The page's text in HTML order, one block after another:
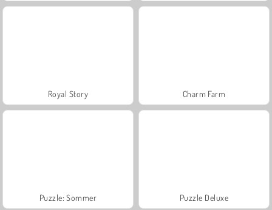
Royal Story Charm Farm
Puzzle: Sommer Puzzle Deluxe